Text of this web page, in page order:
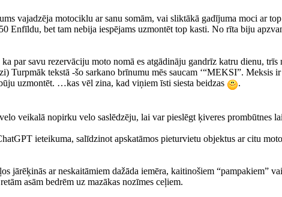
vajadzēja motociklu ar sanu somām, vai sliktākā gadījuma moci ar
Enfīldu, bet tam nebija iespējams uzmontēt top kasti. No rīta biju
par savu rezervāciju moto nomā es atgādināju gandrīz katru dienu, trīs
Turpmāk tekstā -šo sarkano brīnumu mēs saucam ‘“MEKSI”. Meksis
uzmontēt. …kas vēl zina, kad viņiem īsti siesta beidzas
.
veikalā nopirku velo saslēdzēju, lai var pieslēgt ķiveres prombūtnes
ieteikuma, salīdzinot apskatāmos pieturvietu objektus ar citu
jārēķinās ar neskaitāmiem dažāda iemēra, kaitinošiem “pampakiem”
asām bedrēm uz mazākas nozīmes ceļiem.